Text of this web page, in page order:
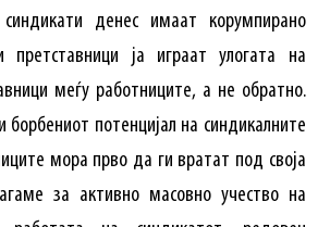
денес имаат корумпирано
претставници ја играат улогата на
меѓу работниците, а не обратно.
борбениот потенцијал на синдикалните
мора прво да ги вратат под своја
за активно масовно учество на